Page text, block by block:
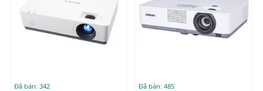
Đã bán: 342 Đã bán: 485